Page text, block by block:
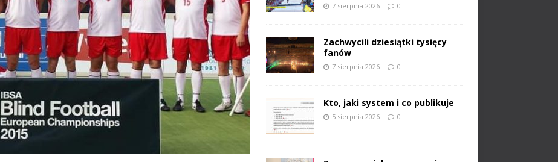
7 sierpnia 2026 0
Zachwycili dziesiątki tysięcy
fanów
7 sierpnia 2026 0
Kto, jaki system i co publikuje
5 sierpnia 2026 0